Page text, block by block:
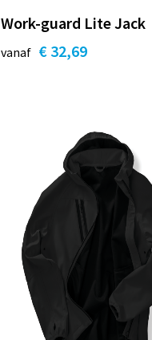
Work-guard Lite Jack
vanaf € 32,69